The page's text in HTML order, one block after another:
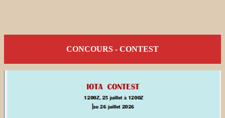
CONCOURS - CONTEST